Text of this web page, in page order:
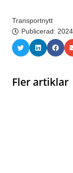
Transportnytt
Publicerad:
Fler artiklar